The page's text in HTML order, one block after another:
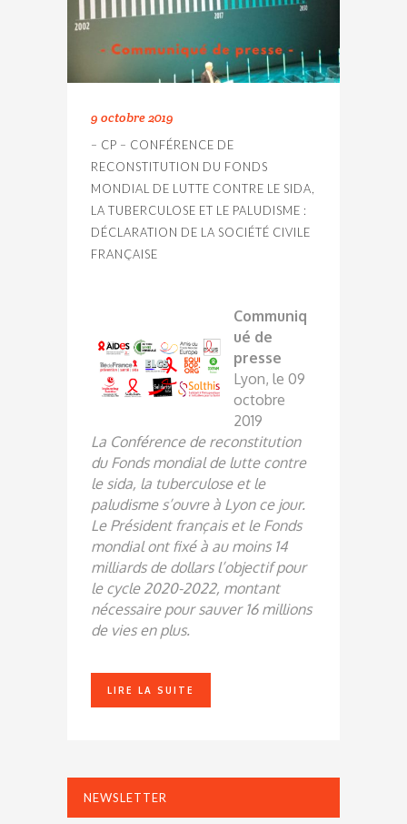
9 octobre 2019
– CP – CONFÉRENCE DE
RECONSTITUTION DU FONDS
MONDIAL DE LUTTE CONTRE LE SIDA,
LA TUBERCULOSE ET LE PALUDISME :
DÉCLARATION DE LA SOCIÉTÉ CIVILE
FRANÇAISE
Communiq
ué de
presse
Lyon, le 09
octobre
2019
La Conférence de reconstitution
du Fonds mondial de lutte contre
le sida, la tuberculose et le
paludisme s’ouvre à Lyon ce jour.
Le Président français et le Fonds
mondial ont fixé à au moins 14
milliards de dollars l’objectif pour
le cycle 2020-2022, montant
nécessaire pour sauver 16 millions
de vies en plus.
LIRE LA SUITE
NEWSLETTER